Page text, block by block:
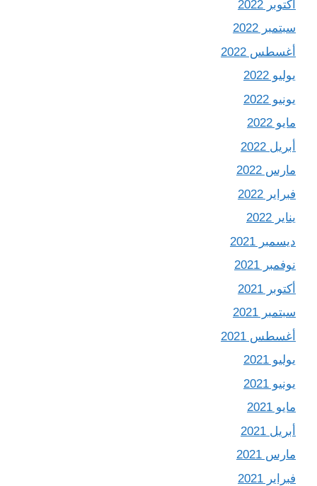
أكتوبر 2022
سبتمبر 2022
أغسطس 2022
يوليو 2022
يونيو 2022
مايو 2022
أبريل 2022
مارس 2022
فبراير 2022
يناير 2022
ديسمبر 2021
نوفمبر 2021
أكتوبر 2021
سبتمبر 2021
أغسطس 2021
يوليو 2021
يونيو 2021
مايو 2021
أبريل 2021
مارس 2021
فبراير 2021